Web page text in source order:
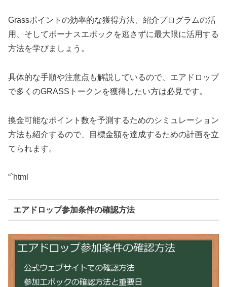
Grassポイントの効率的な獲得方法、紹介プログラムの活
用、そしてボーナスエポックを逃さずに最大限に活用する
方法を学びましょう。
具体的な手順や注意点も解説しているので、エアドロップ
で多くのGRASSトークンを獲得したい方は必見です。
換金可能なポイント数を予測するためのシミュレーション
方法も紹介するので、目標金額を達成するための計画を立
てられます。
“`html
エアドロップ参加条件の確認方法